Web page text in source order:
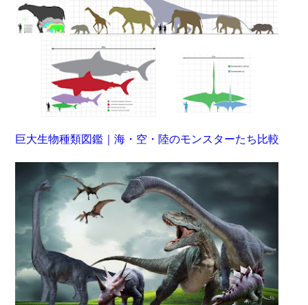
巨大生物種類図鑑｜海・空・陸のモンスターたち比較